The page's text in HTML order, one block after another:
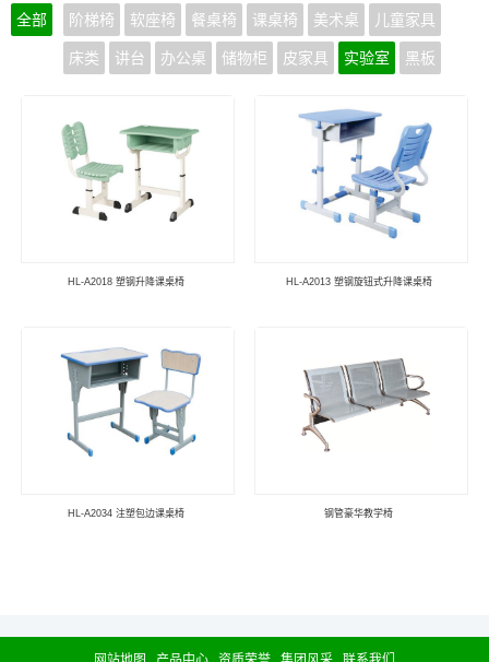
全部 阶梯椅 软座椅 餐桌椅 课桌椅 美术桌 儿童家具
床类 讲台 办公桌 储物柜 皮家具 实验室 黑板
HL-A2018 塑钢升降课桌椅 HL-A2013 塑钢旋钮式升降课桌椅
HL-A2034 注塑包边课桌椅 钢管豪华教学椅